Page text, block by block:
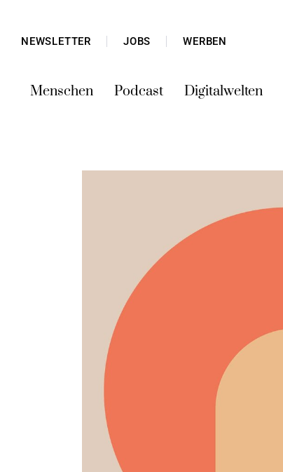
NEWSLETTER JOBS WERBEN
Menschen Podcast Digitalwelten